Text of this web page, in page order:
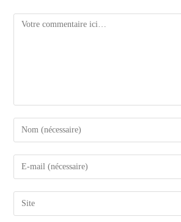
Comment
Enter
your
name
comment
Enter
your
email
address
Saisir
l’URL